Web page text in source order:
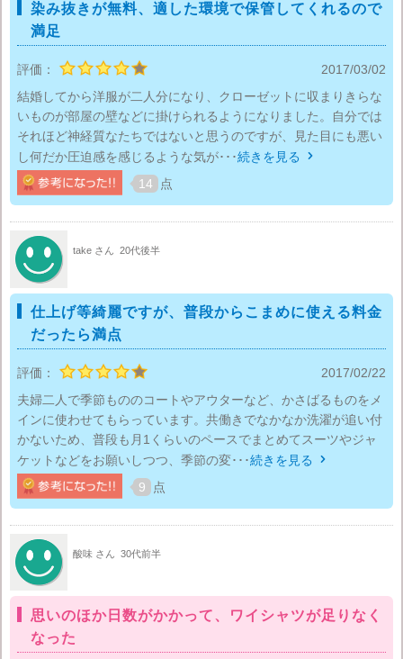
染み抜きが無料、適した環境で保管してくれるので
満足
評価：
2017/03/02
結婚してから洋服が二人分になり、クローゼットに収まりきらな
いものが部屋の壁などに掛けられるようになりました。自分では
それほど神経質なたちではないと思うのですが、見た目にも悪い
し何だか圧迫感を感じるような気が･･･続きを見る 
14 点
take さん 20代後半
仕上げ等綺麗ですが、普段からこまめに使える料金
だったら満点
評価：
2017/02/22
夫婦二人で季節もののコートやアウターなど、かさばるものをメ
インに使わせてもらっています。共働きでなかなか洗濯が追い付
かないため、普段も月1くらいのペースでまとめてスーツやジャ
ケットなどをお願いしつつ、季節の変･･･続きを見る 
9 点
酸味 さん 30代前半
思いのほか日数がかかって、ワイシャツが足りなく
なった